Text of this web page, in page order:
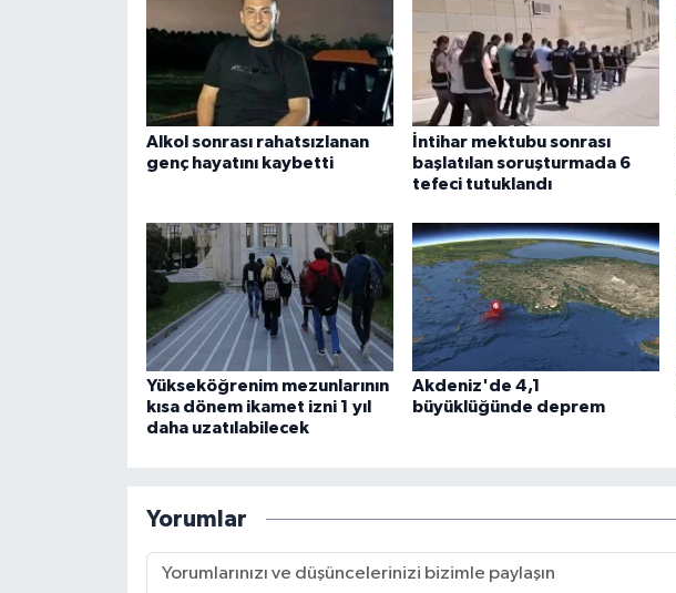
Alkol sonrası rahatsızlanan
genç hayatını kaybetti
İntihar mektubu sonrası
başlatılan soruşturmada 6
tefeci tutuklandı
Yükseköğrenim mezunlarının
kısa dönem ikamet izni 1 yıl
daha uzatılabilecek
Akdeniz'de 4,1
büyüklüğünde deprem
Yorumlar